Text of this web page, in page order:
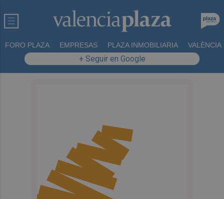
FORO PLAZA EMPRESAS PLAZA INMOBILIARIA VALÈNCIA
+ Seguir en Google